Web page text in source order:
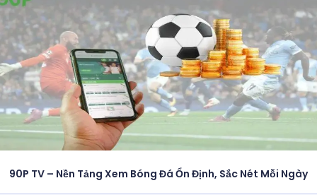
90P TV – Nền Tảng Xem Bóng Đá Ổn Định, Sắc Nét Mỗi Ngày